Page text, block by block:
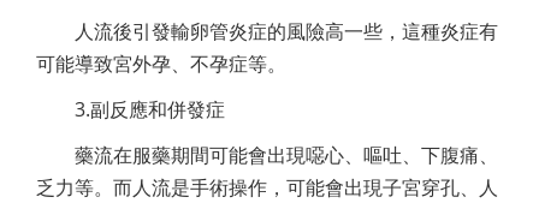
人流後引發輸卵管炎症的風險高一些，這種炎症有
可能導致宮外孕、不孕症等。
3.副反應和併發症
藥流在服藥期間可能會出現噁心、嘔吐、下腹痛、
乏力等。而人流是手術操作，可能會出現子宮穿孔、人